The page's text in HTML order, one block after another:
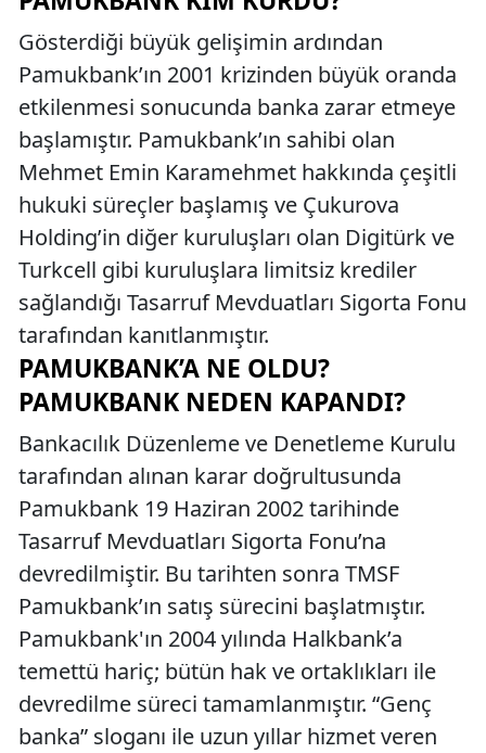
Gösterdiği büyük gelişimin ardından
Pamukbank’ın 2001 krizinden büyük oranda
etkilenmesi sonucunda banka zarar etmeye
başlamıştır. Pamukbank’ın sahibi olan
Mehmet Emin Karamehmet hakkında çeşitli
hukuki süreçler başlamış ve Çukurova
Holding’in diğer kuruluşları olan Digitürk ve
Turkcell gibi kuruluşlara limitsiz krediler
sağlandığı Tasarruf Mevduatları Sigorta Fonu
tarafından kanıtlanmıştır.
PAMUKBANK’A NE OLDU?
PAMUKBANK NEDEN KAPANDI?
Bankacılık Düzenleme ve Denetleme Kurulu
tarafından alınan karar doğrultusunda
Pamukbank 19 Haziran 2002 tarihinde
Tasarruf Mevduatları Sigorta Fonu’na
devredilmiştir. Bu tarihten sonra TMSF
Pamukbank’ın satış sürecini başlatmıştır.
Pamukbank'ın 2004 yılında Halkbank’a
temettü hariç; bütün hak ve ortaklıkları ile
devredilme süreci tamamlanmıştır. “Genç
banka” sloganı ile uzun yıllar hizmet veren